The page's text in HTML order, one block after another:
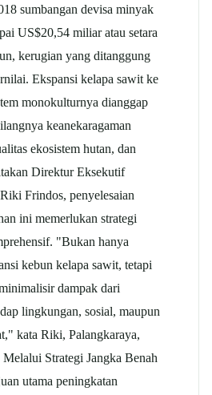
sumbangan devisa minyak
US$20,54 miliar atau setara
kerugian yang ditanggung
Ekspansi kelapa sawit ke
monokulturnya dianggap
keanekaragaman
ekosistem hutan, dan
Direktur Eksekutif
Frindos, penyelesaian
ini memerlukan strategi
"Bukan hanya
kebun kelapa sawit, tetapi
dampak dari
lingkungan, sosial, maupun
kata Riki, Palangkaraya,
Strategi Jangka Benah
utama peningkatan